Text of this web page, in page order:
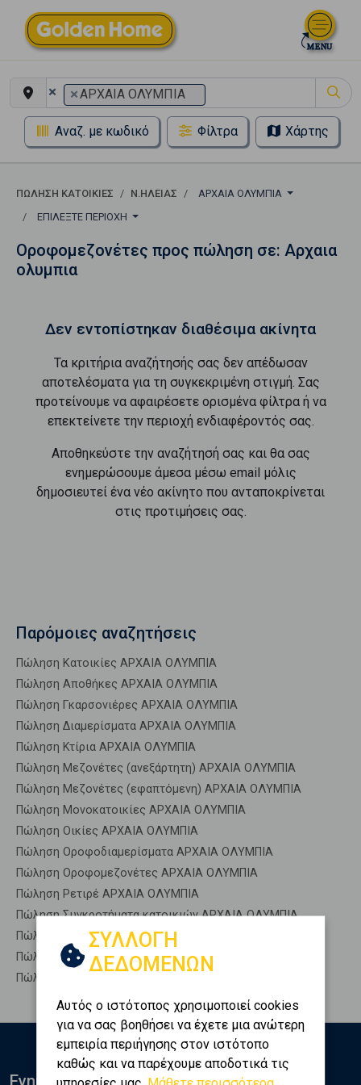
× ×ΑΡΧΑΙΑ ΟΛΥΜΠΙΑ
Αναζ. με κωδικό Φίλτρα Χάρτης
ΠΏΛΗΣΗ ΚΑΤΟΙΚΊΕΣ Ν.ΗΛΕΙΑΣ
ΑΡΧΑΙΑ ΟΛΥΜΠΙΑ
ΕΠΙΛΈΞΤΕ ΠΕΡΙΟΧΉ
Οροφομεζονέτες προς πώληση σε: Αρχαια
ολυμπια
Δεν εντοπίστηκαν διαθέσιμα ακίνητα
Τα κριτήρια αναζήτησής σας δεν απέδωσαν
αποτελέσματα για τη συγκεκριμένη στιγμή. Σας
προτείνουμε να αφαιρέσετε ορισμένα φίλτρα ή να
επεκτείνετε την περιοχή ενδιαφέροντός σας.
Αποθηκεύστε την αναζήτησή σας και θα σας
ενημερώσουμε άμεσα μέσω email μόλις
δημοσιευτεί ένα νέο ακίνητο που ανταποκρίνεται
στις προτιμήσεις σας.
Παρόμοιες αναζητήσεις
Πώληση Κατοικίες ΑΡΧΑΙΑ ΟΛΥΜΠΙΑ
Πώληση Αποθήκες ΑΡΧΑΙΑ ΟΛΥΜΠΙΑ
Πώληση Γκαρσονιέρες ΑΡΧΑΙΑ ΟΛΥΜΠΙΑ
Πώληση Διαμερίσματα ΑΡΧΑΙΑ ΟΛΥΜΠΙΑ
Πώληση Κτίρια ΑΡΧΑΙΑ ΟΛΥΜΠΙΑ
Πώληση Μεζονέτες (ανεξάρτητη) ΑΡΧΑΙΑ ΟΛΥΜΠΙΑ
Πώληση Μεζονέτες (εφαπτόμενη) ΑΡΧΑΙΑ ΟΛΥΜΠΙΑ
Πώληση Μονοκατοικίες ΑΡΧΑΙΑ ΟΛΥΜΠΙΑ
Πώληση Οικίες ΑΡΧΑΙΑ ΟΛΥΜΠΙΑ
Πώληση Οροφοδιαμερίσματα ΑΡΧΑΙΑ ΟΛΥΜΠΙΑ
Πώληση Οροφομεζονέτες ΑΡΧΑΙΑ ΟΛΥΜΠΙΑ
Πώληση Ρετιρέ ΑΡΧΑΙΑ ΟΛΥΜΠΙΑ
Πώληση Συγκροτήματα κατοικιών ΑΡΧΑΙΑ ΟΛΥΜΠΙΑ
Πώληση Υπόγεια ΑΡΧΑΙΑ ΟΛΥΜΠΙΑ
Πώληση Υπόσκαφα ΑΡΧΑΙΑ ΟΛΥΜΠΙΑ
Πώληση Υπολ. υψουν ΑΡΧΑΙΑ ΟΛΥΜΠΙΑ
ΣΥΛΛΟΓΗ
ΔΕΔΟΜΕΝΩΝ
Αυτός ο ιστότοπος χρησιμοποιεί cookies
για να σας βοηθήσει να έχετε μια ανώτερη
εμπειρία περιήγησης στον ιστότοπο
καθώς και να παρέχουμε αποδοτικά τις
Ενημερωθείτε